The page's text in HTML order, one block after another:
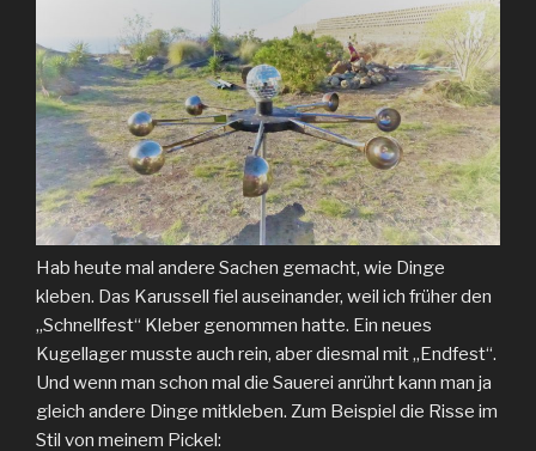
Hab heute mal andere Sachen gemacht, wie Dinge
kleben. Das Karussell fiel auseinander, weil ich früher den
„Schnellfest“ Kleber genommen hatte. Ein neues
Kugellager musste auch rein, aber diesmal mit „Endfest“.
Und wenn man schon mal die Sauerei anrührt kann man ja
gleich andere Dinge mitkleben. Zum Beispiel die Risse im
Stil von meinem Pickel: